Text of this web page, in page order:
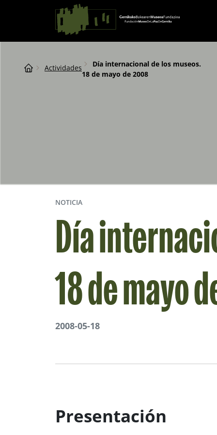
Saltar al contingut
Navegación principal
Breadcrumb
Actividades
Día internacional de los museos.
18 de mayo de 2008
NOTICIA
Día
18 de mayo
2008-05-18
Presentación